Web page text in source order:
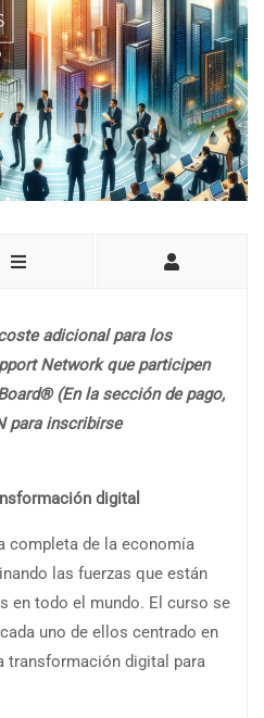
adicional para los
Network que participen
(En la sección de pago,
para inscribirse
digital
completa de la economía
las fuerzas que están
en todo el mundo. El curso se
uno de ellos centrado en
transformación digital para